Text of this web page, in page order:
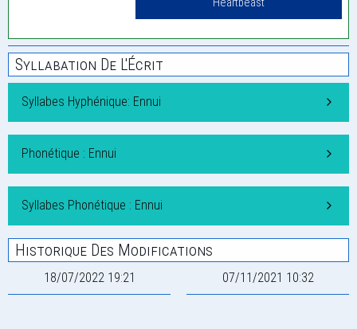
Heartbeast
Syllabation De L'Écrit
Syllabes Hyphénique: Ennui
Phonétique : Ennui
Syllabes Phonétique : Ennui
Historique Des Modifications
18/07/2022 19:21 07/11/2021 10:32